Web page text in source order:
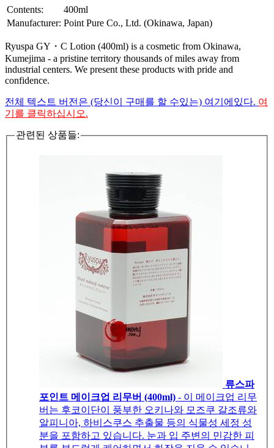
Contents:
400ml
Manufacturer: Point Pure Co., Ltd. (Okinawa, Japan)
Ryuspa GY・C Lotion (400ml) is a cosmetic from Okinawa,
Kumejima - a pristine territory thousands of miles away from
industrial centers. We present these products with pride and
confidence.
전체 텍스트 버전은 (당신이 구매를 할 수있는) 여기에있다. 여
기를 클릭하십시오.
관련된 상품들:
류스파
포인트 메이크업 리무버 (400ml) - 이 메이크업 리무
버는 후코이단이 풍부한 오키나와 모즈쿠 갈조류와
알피니아, 하비스쿠스 추출물 등의 식물성 세정 성
분을 포함하고 있습니다. 눈과 입 주변의 민감한 피